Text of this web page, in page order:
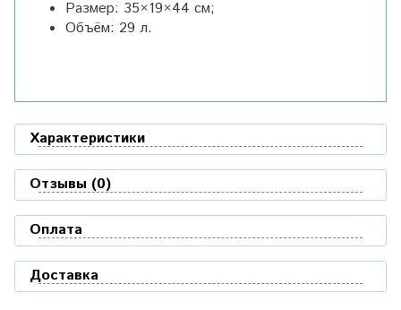
Размер: 35×19×44 см;
Объём: 29 л.
Характеристики
Отзывы (0)
Оплата
Доставка